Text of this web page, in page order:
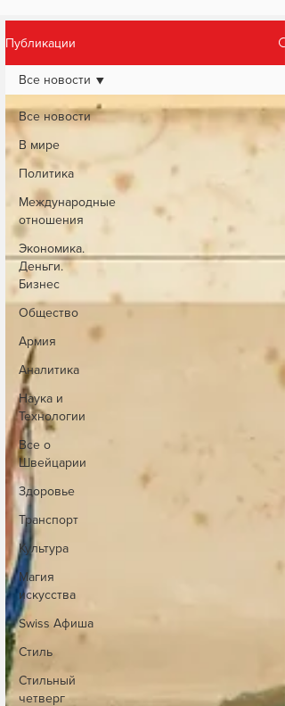
Публикации
Все новости
В мире
Политика
Международные
отношения
Экономика.
Деньги.
Бизнес
Общество
Армия
Аналитика
Наука и
Технологии
Все о
Швейцарии
Здоровье
Транспорт
Культура
Магия
искусства
Swiss Афиша
Стиль
Стильный
четверг
Все новости